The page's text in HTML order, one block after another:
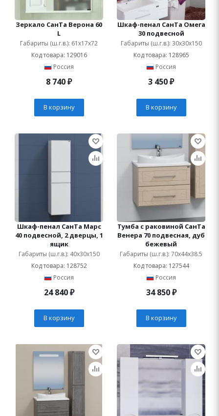
Зеркало СанТа Верона 60
L
Габариты (ш.г.в.): 61x17x72
Код товара: 129016
Россия
8 740₽
В корзину
Шкаф-пенал СанТа Омега
30 подвесной
Габариты (ш.г.в.): 30x30x150
Код товара: 128965
Россия
3 450₽
В корзину
Шкаф-пенал СанТа Марс
40 подвесной, 2 дверцы, 1
ящик
Габариты (ш.г.в.): 40x30x150
Код товара: 128752
Россия
24 840₽
В корзину
Тумба с раковиной СанТа
Венера 70 подвесная, дуб
бежевый
Габариты (ш.г.в.): 70x44x38.5
Код товара: 127544
Россия
34 850₽
В корзину